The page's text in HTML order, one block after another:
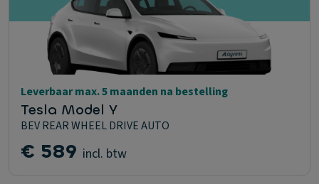
Leverbaar max. 5 maanden na bestelling
Tesla Model Y
BEV REAR WHEEL DRIVE AUTO
€ 589 incl. btw